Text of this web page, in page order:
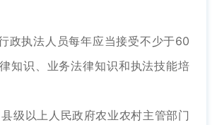
政执法人员每年应当接受不少于60
知识、业务法律知识和执法技能培
级以上人民政府农业农村主管部门